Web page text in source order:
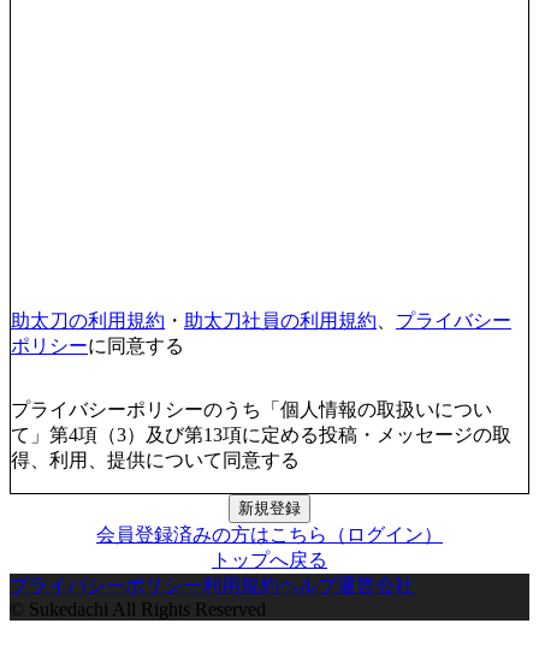
助太刀の利用規約 ・ 助太刀社員の利用規約
プライバシー
ポリシーに同意する
プライバシーポリシーのうち「個人情報の取扱いについ
て」第4項（3）及び第13項に定める投稿・メッセージの取
得、利用、提供について同意する
新規登録
会員登録済みの方はこちら（ログイン）
トップへ戻る
プライバシーポリシー利用規約ヘルプ運営会社
© Sukedachi All Rights Reserved